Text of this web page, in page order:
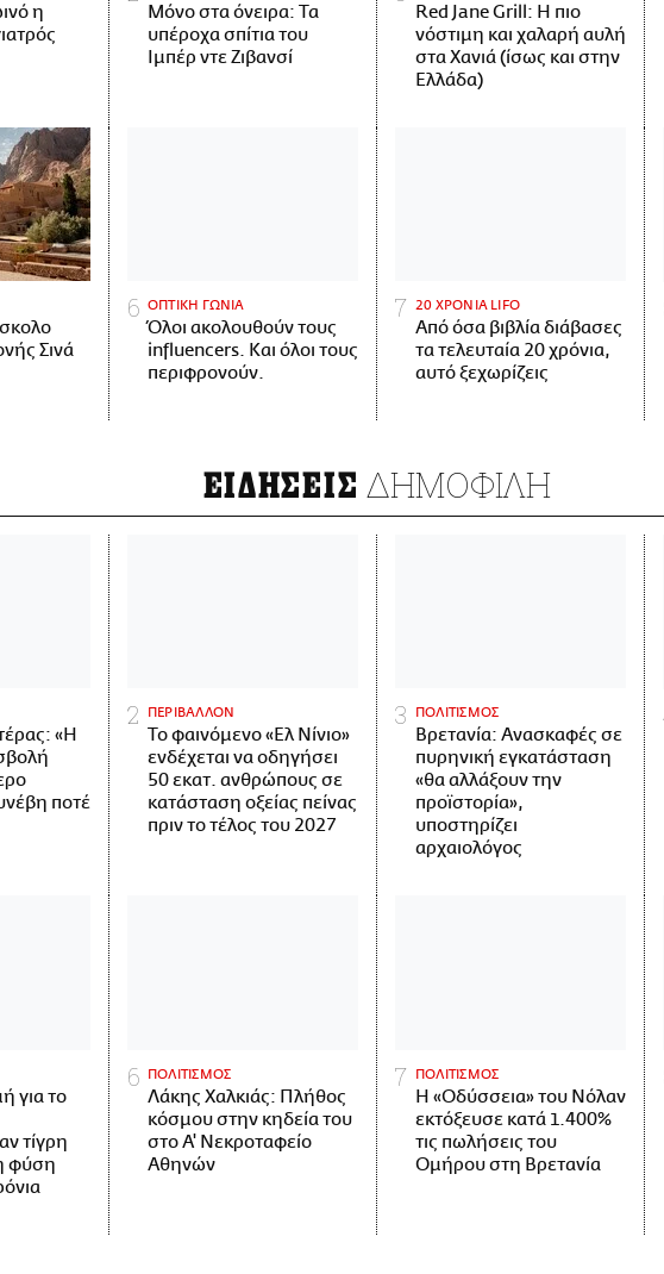
η
Μόνο στα όνειρα: Τα
υπέροχα σπίτια του
Ιμπέρ ντε Ζιβανσί
Red Jane Grill: Η πιο
νόστιμη και χαλαρή αυλή
στα Χανιά (ίσως και στην
Ελλάδα)
Σινά
ΟΠΤΙΚΗ ΓΩΝΙΑ
Όλοι ακολουθούν τους
influencers. Και όλοι τους
περιφρονούν.
20 ΧΡΟΝΙΑ LIFO
Από όσα βιβλία διάβασες
τα τελευταία 20 χρόνια,
αυτό ξεχωρίζεις
ΕΙΔΗΣΕΙΣ ΔΗΜΟΦΙΛΗ
«Η
ποτέ
ΠΕΡΙΒΑΛΛΟΝ
Το φαινόμενο «Ελ Νίνιο»
ενδέχεται να οδηγήσει
50 εκατ. ανθρώπους σε
κατάσταση οξείας πείνας
πριν το τέλος του 2027
ΠΟΛΙΤΙΣΜΟΣ
Βρετανία: Ανασκαφές σε
πυρηνική εγκατάσταση
«θα αλλάξουν την
προϊστορία»,
υποστηρίζει
αρχαιολόγος
για το
τίγρη
φύση
ΠΟΛΙΤΙΣΜΟΣ
Λάκης Χαλκιάς: Πλήθος
κόσμου στην κηδεία του
στο Α' Νεκροταφείο
Αθηνών
ΠΟΛΙΤΙΣΜΟΣ
Η «Οδύσσεια» του Νόλαν
εκτόξευσε κατά 1.400%
τις πωλήσεις του
Ομήρου στη Βρετανία